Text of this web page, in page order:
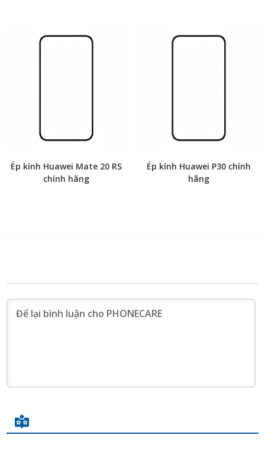
Ép kính Huawei Mate 20 RS
chính hãng
Ép kính Huawei P30 chính
hãng